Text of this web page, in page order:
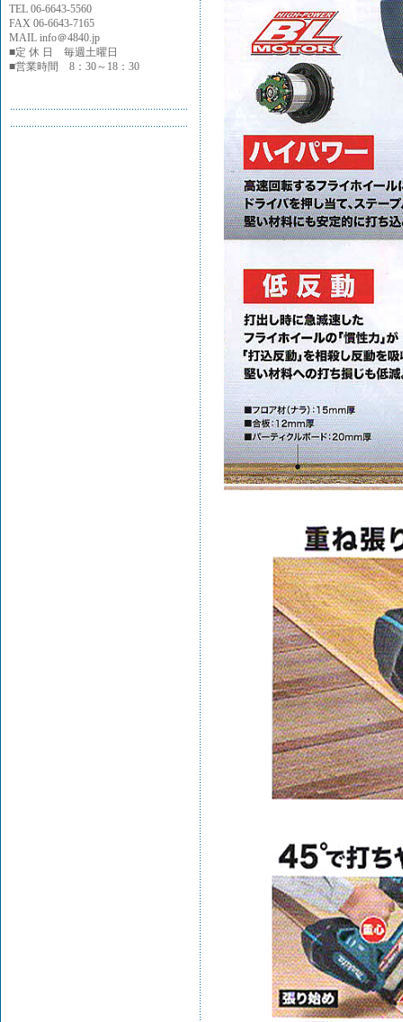
TEL 06-6643-5560
FAX 06-6643-7165
MAIL info＠4840.jp
■定 休 日 毎週土曜日
■営業時間 8：30～18：30